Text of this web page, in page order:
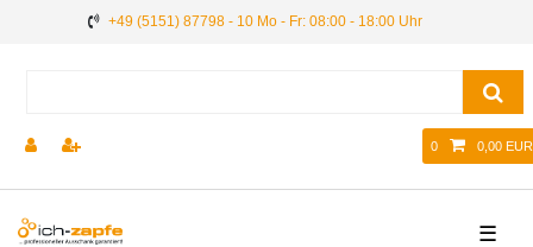
+49 (5151) 87798 - 10 Mo - Fr: 08:00 - 18:00 Uhr
0 0,00 EUR
☰